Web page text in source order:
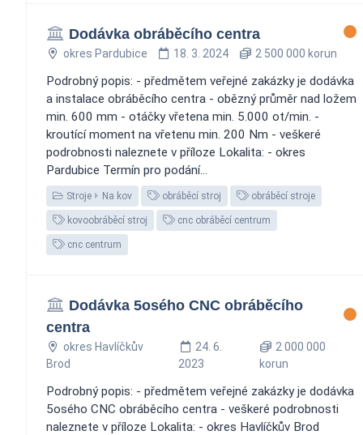
Dodávka obráběcího centra
okres Pardubice 18. 3. 2024 2 500 000 korun
Podrobný popis: - předmětem veřejné zakázky je dodávka
a instalace obráběcího centra - obězný průměr nad ložem
min. 600 mm - otáčky vřetena min. 5.000 ot/min. -
kroutící moment na vřetenu min. 200 Nm - veškeré
podrobnosti naleznete v příloze Lokalita: - okres
Pardubice Termín pro podání...
Stroje Na kov obráběcí stroj obráběcí stroje
kovoobráběcí stroj cnc obráběcí centrum
cnc centrum
Dodávka 5osého CNC obráběcího
centra
okres Havlíčkův
Brod
24. 6.
2023
2 000 000
korun
Podrobný popis: - předmětem veřejné zakázky je dodávka
5osého CNC obráběcího centra - veškeré podrobnosti
naleznete v příloze Lokalita: - okres Havlíčkův Brod